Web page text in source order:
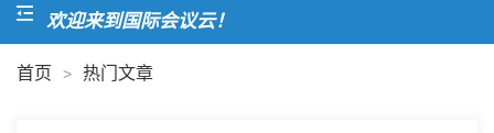
欢迎来到国际会议云！
首页 > 热门文章